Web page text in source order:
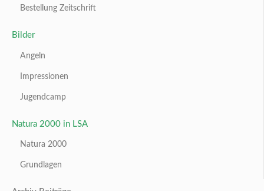
Bestellung Zeitschrift
Bilder
Angeln
Impressionen
Jugendcamp
Natura 2000 in LSA
Natura 2000
Grundlagen